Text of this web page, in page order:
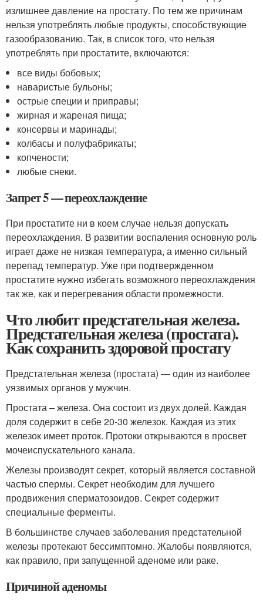
излишнее давление на простату. По тем же причинам
нельзя употреблять любые продукты, способствующие
газообразованию. Так, в список того, что нельзя
употреблять при простатите, включаются:
все виды бобовых;
наваристые бульоны;
острые специи и приправы;
жирная и жареная пища;
консервы и маринады;
колбасы и полуфабрикаты;
копчености;
любые снеки.
Запрет 5 — переохлаждение
При простатите ни в коем случае нельзя допускать
переохлаждения. В развитии воспаления основную роль
играет даже не низкая температура, а именно сильный
перепад температур. Уже при подтвержденном
простатите нужно избегать возможного переохлаждения
так же, как и перегревания области промежности.
Что любит предстательная железа.
Предстательная железа (простата).
Как сохранить здоровой простату
Предстательная железа (простата) — один из наиболее
уязвимых органов у мужчин.
Простата – железа. Она состоит из двух долей. Каждая
доля содержит в себе 20-30 железок. Каждая из этих
железок имеет проток. Протоки открываются в просвет
мочеиспускательного канала.
Железы производят секрет, который является составной
частью спермы. Секрет необходим для лучшего
продвижения сперматозоидов. Секрет содержит
специальные ферменты.
В большинстве случаев заболевания предстательной
железы протекают бессимптомно. Жалобы появляются,
как правило, при запущенной аденоме или раке.
Причиной аденомы